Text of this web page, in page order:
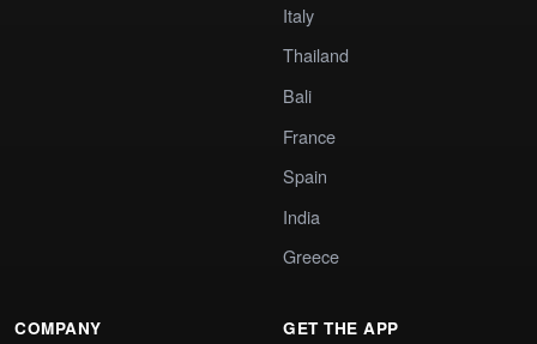
Italy
Thailand
Bali
France
Spain
India
Greece
COMPANY GET THE APP